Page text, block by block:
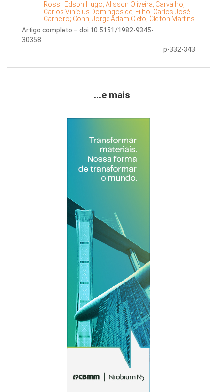
Rossi, Edson Hugo; Alisson Oliveira; Carvalho,
Carlos Vinícius Domingos de; Filho, Carlos José
Carneiro; Cohn, Jorge Adam Cleto; Cleiton Martins
Artigo completo – doi 10.5151/1982-9345-
30358
p-332-343
...e mais